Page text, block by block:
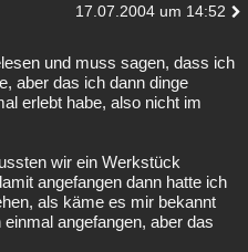
17.07.2004 um 14:52
und muss sagen, dass ich
aber das ich dann dinge
erlebt habe, also nicht im
wir ein Werkstück
angefangen dann hatte ich
als käme es mir bekannt
angefangen, aber das